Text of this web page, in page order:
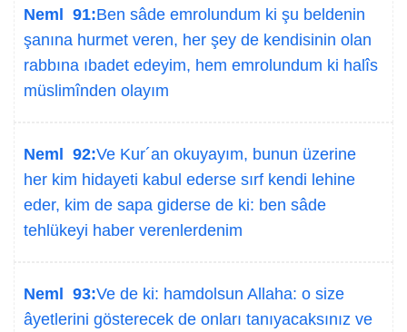
Neml 91:Ben sâde emrolundum ki şu beldenin
şanına hurmet veren, her şey de kendisinin olan
rabbına ıbadet edeyim, hem emrolundum ki halîs
müslimînden olayım
Neml 92:Ve Kur´an okuyayım, bunun üzerine
her kim hidayeti kabul ederse sırf kendi lehine
eder, kim de sapa giderse de ki: ben sâde
tehlükeyi haber verenlerdenim
Neml 93:Ve de ki: hamdolsun Allaha: o size
âyetlerini gösterecek de onları tanıyacaksınız ve